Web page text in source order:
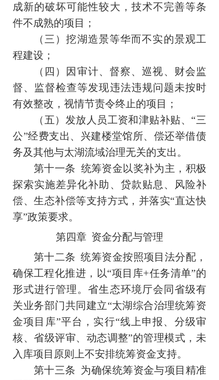
成新的破坏可能性较大，技术不完善等条
件不成熟的项目；
（三）挖湖造景等华而不实的景观工
程建设；
（四）因审计、督察、巡视、财会监
督、监督检查等发现违法违规问题未按时
有效整改，视情节责令终止的项目；
（五）发放人员工资和津贴补贴、“三
公”经费支出、兴建楼堂馆所、偿还举借债
务及其他与太湖流域治理无关的支出。
第十一条 统筹资金以奖补为主，积极
探索实施差异化补助、贷款贴息、风险补
偿、生态补偿等支持方式，并落实“直达快
享”政策要求。
第四章 资金分配与管理
第十二条 统筹资金按照项目法分配，
确保工程化推进，以“项目库+任务清单”的
形式进行管理。省生态环境厅会同省级有
关业务部门共同建立“太湖综合治理统筹资
金项目库”平台，实行“线上申报、分级审
核、省级评审、动态调整”的管理模式，未
入库项目原则上不安排统筹资金支持。
第十三条 为确保统筹资金与项目精准